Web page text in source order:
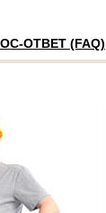
ОТВЕТ (FAQ)